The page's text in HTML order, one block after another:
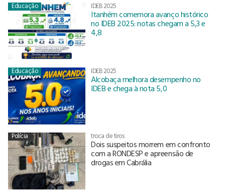
Educação IDEB 2025
Itanhém comemora avanço histórico
no IDEB 2025: notas chegam a 5,3 e
4,8
Educação IDEB 2025
Alcobaça melhora desempenho no
IDEB e chega à nota 5,0
Polícia troca de tiros
Dois suspeitos morrem em confronto
com a RONDESP e apreensão de
drogas em Cabrália